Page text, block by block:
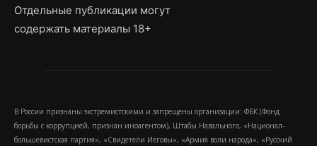
Отдельные публикации могут
содержать материалы 18+
В России признаны экстремистскими и запрещены организации: ФБК (Фонд
борьбы с коррупцией, признан иноагентом), Штабы Навального, «Национал-
большевистская партия», «Свидетели Иеговы», «Армия воли народа», «Русский